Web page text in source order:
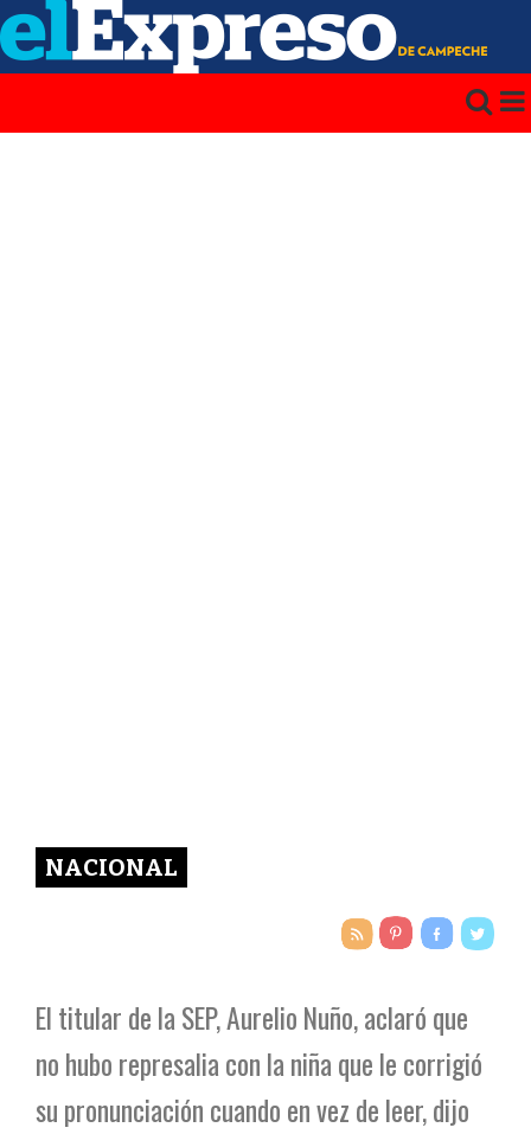
NACIONAL
El titular de la SEP, Aurelio Nuño, aclaró que
no hubo represalia con la niña que le corrigió
su pronunciación cuando en vez de leer, dijo